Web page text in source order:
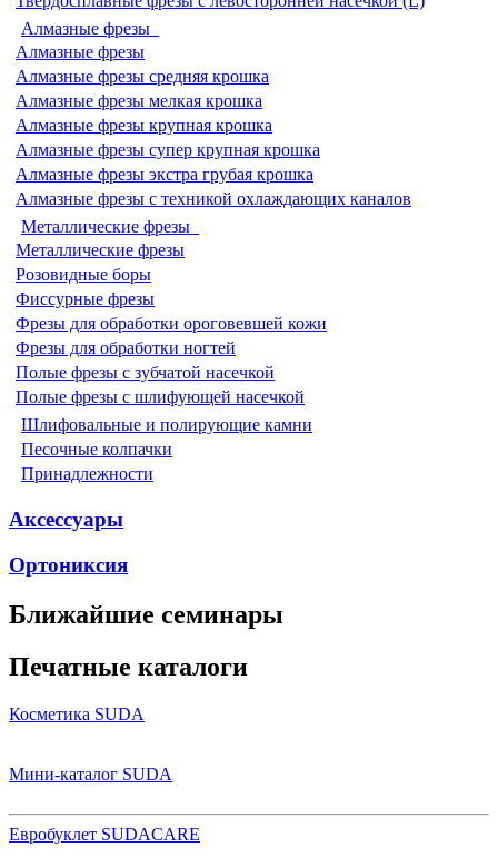
Алмазные фрезы
Алмазные фрезы
Алмазные фрезы средняя крошка
Алмазные фрезы мелкая крошка
Алмазные фрезы крупная крошка
Алмазные фрезы супер крупная крошка
Алмазные фрезы экстра грубая крошка
Алмазные фрезы с техникой охлаждающих каналов
Металлические фрезы
Металлические фрезы
Розовидные боры
Фиссурные фрезы
Фрезы для обработки ороговевшей кожи
Фрезы для обработки ногтей
Полые фрезы с зубчатой насечкой
Полые фрезы с шлифующей насечкой
Шлифовальные и полирующие камни
Песочные колпачки
Принадлежности
Аксессуары
Ортониксия
Ближайшие семинары
Печатные каталоги
Косметика SUDA
Мини-каталог SUDA
Евробуклет SUDACARE